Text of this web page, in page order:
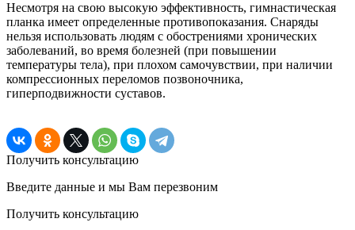
Несмотря на свою высокую эффективность, гимнастическая
планка имеет определенные противопоказания. Снаряды
нельзя использовать людям с обострениями хронических
заболеваний, во время болезней (при повышении
температуры тела), при плохом самочувствии, при наличии
компрессионных переломов позвоночника,
гиперподвижности суставов.
Получить консультацию
Введите данные и мы Вам перезвоним
Получить консультацию